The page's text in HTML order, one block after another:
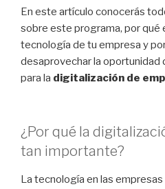
En este artículo conocerás
sobre este programa, por qué
tecnología de tu empresa y
desaprovechar la oportunidad
para la digitalización de
¿Por qué la
tan importante?
La tecnología en las